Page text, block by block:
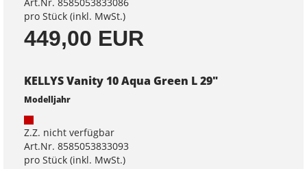
pro Stück (inkl. MwSt.)
449,00 EUR
KELLYS Vanity 10 Aqua Green L 29"
Modelljahr
Z.Z. nicht verfügbar
Art.Nr. 8585053833093
pro Stück (inkl. MwSt.)